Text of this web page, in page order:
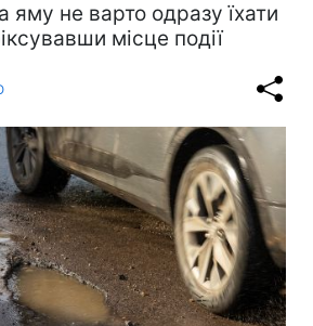
яму не варто одразу їхати
місце події